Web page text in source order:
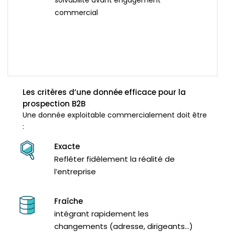
commercial
Les critères d’une donnée efficace pour la
prospection B2B
Une donnée exploitable commercialement doit être
:
Exacte
Refléter fidèlement la réalité de
l’entreprise
Fraîche
intégrant rapidement les
changements (adresse, dirigeants…)